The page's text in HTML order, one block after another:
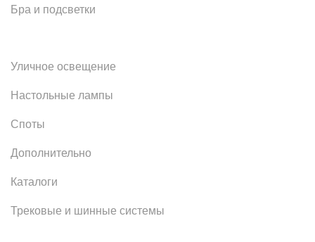
Бра и подсветки
Уличное освещение
Настольные лампы
Споты
Дополнительно
Каталоги
Трековые и шинные системы